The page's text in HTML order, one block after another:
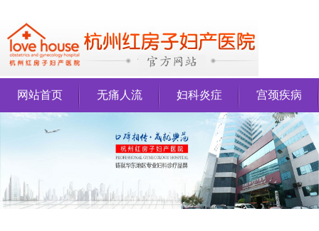
网站首页 无痛人流 妇科炎症 宫颈疾病